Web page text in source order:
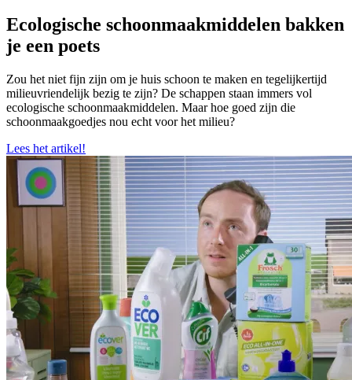
Ecologische schoonmaakmiddelen bakken
je een poets
Zou het niet fijn zijn om je huis schoon te maken en tegelijkertijd
milieuvriendelijk bezig te zijn? De schappen staan immers vol
ecologische schoonmaakmiddelen. Maar hoe goed zijn die
schoonmaakgoedjes nou echt voor het milieu?
Lees het artikel!